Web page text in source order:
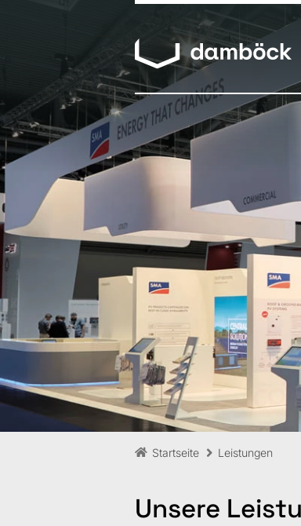
Startseite Leistungen
Unsere